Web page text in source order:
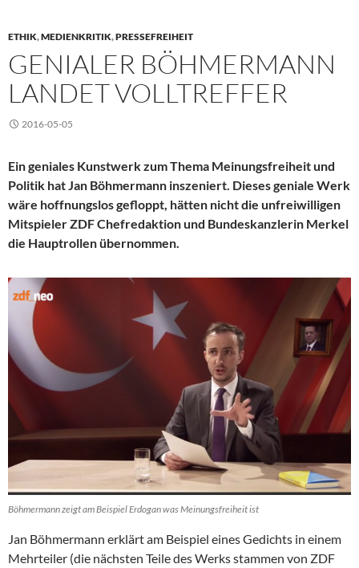
ETHIK,MEDIENKRITIK,PRESSEFREIHEIT
GENIALER BÖHMERMANN
LANDET VOLLTREFFER
2016-05-05
Ein geniales Kunstwerk zum Thema Meinungsfreiheit und
Politik hat Jan Böhmermann inszeniert. Dieses geniale Werk
wäre hoffnungslos gefloppt, hätten nicht die unfreiwilligen
Mitspieler ZDF Chefredaktion und Bundeskanzlerin Merkel
die Hauptrollen übernommen.
Böhmermann zeigt am Beispiel Erdogan was Meinungsfreiheit ist
Jan Böhmermann erklärt am Beispiel eines Gedichts in einem
Mehrteiler (die nächsten Teile des Werks stammen von ZDF